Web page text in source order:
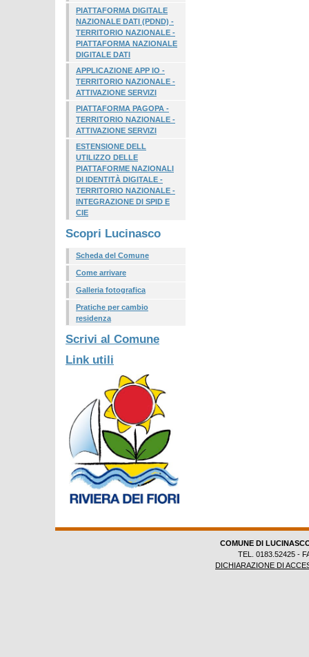
PIATTAFORMA DIGITALE
NAZIONALE DATI (PDND) -
TERRITORIO NAZIONALE -
PIATTAFORMA NAZIONALE
DIGITALE DATI
APPLICAZIONE APP IO -
TERRITORIO NAZIONALE -
ATTIVAZIONE SERVIZI
PIATTAFORMA PAGOPA -
TERRITORIO NAZIONALE -
ATTIVAZIONE SERVIZI
ESTENSIONE DELL
UTILIZZO DELLE
PIATTAFORME NAZIONALI
DI IDENTITÀ DIGITALE -
TERRITORIO NAZIONALE -
INTEGRAZIONE DI SPID E
CIE
Scopri Lucinasco
Scheda del Comune
Come arrivare
Galleria fotografica
Pratiche per cambio
residenza
Scrivi al Comune
Link utili
COMUNE DI
TEL. 0183.52425 -
DICHIARAZIONE DI